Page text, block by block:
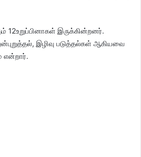
12உறுப்பினாகள் இருக்கின்றனர்.
இழிவு படுத்தல்கள் ஆகியவை
என்றார்.